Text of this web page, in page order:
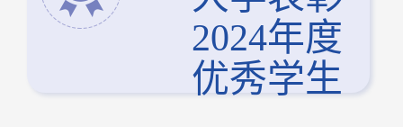
2024年度
优秀学生